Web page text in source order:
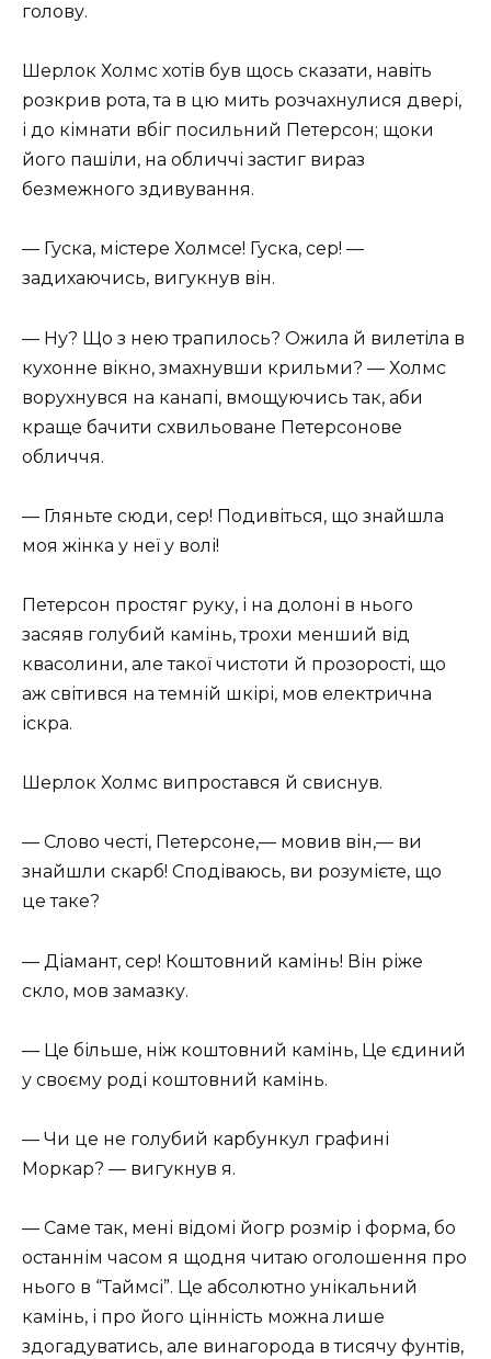
голову.
Шерлок Холмс хотів був щось сказати, навіть
розкрив рота, та в цю мить розчахнулися двері,
і до кімнати вбіг посильний Петерсон; щоки
його пашіли, на обличчі застиг вираз
безмежного здивування.
— Гуска, містере Холмсе! Гуска, сер! —
задихаючись, вигукнув він.
— Ну? Що з нею трапилось? Ожила й вилетіла в
кухонне вікно, змахнувши крильми? — Холмс
ворухнувся на канапі, вмощуючись так, аби
краще бачити схвильоване Петерсонове
обличчя.
— Гляньте сюди, сер! Подивіться, що знайшла
моя жінка у неї у волі!
Петерсон простяг руку, і на долоні в нього
засяяв голубий камінь, трохи менший від
квасолини, але такої чистоти й прозорості, що
аж світився на темній шкірі, мов електрична
іскра.
Шерлок Холмс випростався й свиснув.
— Слово честі, Петерсоне,— мовив він,— ви
знайшли скарб! Сподіваюсь, ви розумієте, що
це таке?
— Діамант, сер! Коштовний камінь! Він ріже
скло, мов замазку.
— Це більше, ніж коштовний камінь, Це єдиний
у своєму роді коштовний камінь.
— Чи це не голубий карбункул графині
Моркар? — вигукнув я.
— Саме так, мені відомі йогр розмір і форма, бо
останнім часом я щодня читаю оголошення про
нього в “Таймсі”. Це абсолютно унікальний
камінь, і про його цінність можна лише
здогадуватись, але винагорода в тисячу фунтів,